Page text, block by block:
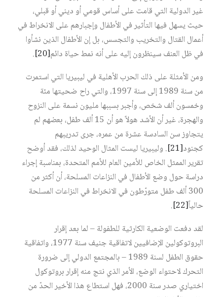
غير الدولية التي قامت على أساس قومي أو ديني أو قبلي،
حيث يسهل فيها التأثير في الأطفال وإجبارهم على الانخراط في
أعمال القتال والتخريب والتجسس، بل إن الأطفال الذين نشأوا
في ظل العنف سينظرون إليه على أنه نمط حياة دائم[20]
.
ومن الأمثلة على ذلك الحرب الأهلية في ليبيريا التي استمرت
من سنة 1989 إلى سنة 1997، والتي راح ضحيتها مئة
وخمسون ألف شخص، وأجبر بسببها مليون نسمة على النزوح
والهجرة، غير أن الأشد هولاً هو أن 15 ألف طفل، بعضهم لم
يتجاوز سن السادسة عشرة من عمره، جرى تدريبهم
كجنود[21]
. وليبيريا ليست المثال الوحيد لذلك، فقد أوضح
تقرير الممثل الخاص للأمين العام للأمم المتحدة، بمناسبة إجراء
دراسة حول وضع الأطفال في النزاعات المسلحة، أن أكثر من
300 ألف طفل متورّطون في الانخراط في النزاعات المسلحة
حالياً[22]
.
لقد دفعت الوضعية الكارثية للطفولة – لما بعد إقرار
البروتوكولين الإضافيين لاتفاقية جنيف سنة 1977، واتفاقية
حقوق الطفل لسنة 1989 – بالمجتمع الدولي إلى ضرورة
التحرك لاحتواء الوضع، الأمر الذي نتج منه إقرار بروتوكول
اختياري صدر سنة 2000، فهل استطاع هذا الأخير الحدّ من